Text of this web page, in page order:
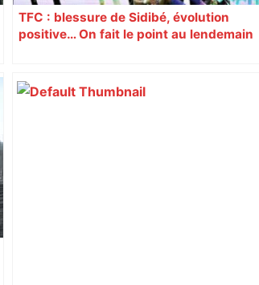
TFC : blessure de Sidibé, évolution
positive… On fait le point au lendemain